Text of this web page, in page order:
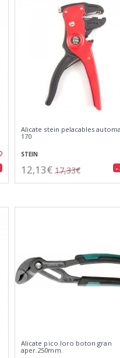
Alicate stein pelacables
170
STEIN
12,13€ 17,33€ -
Alicate pico loro boton gran
aper.250mm.